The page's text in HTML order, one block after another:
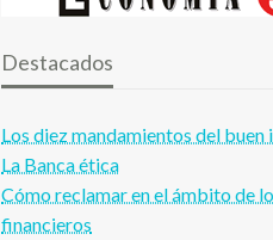
Destacados
Los diez mandamientos del buen
La Banca ética
Cómo reclamar en el ámbito de
financieros